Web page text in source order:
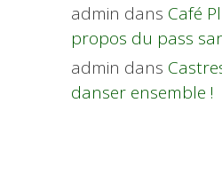
admin dans Café
propos du pass
admin dans
danser ensemble !